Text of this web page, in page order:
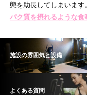
態を助長してしまいます。
パク質を摂れるような食
施設の雰囲気と設備
よくある質問